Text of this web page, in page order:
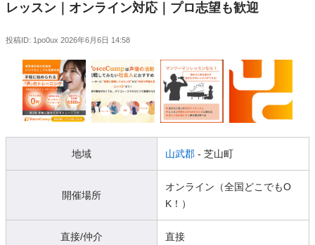
レッスン｜オンライン対応｜プロ志望も歓迎
投稿ID: 1po0ux 2026年6月6日 14:58
地域 山武郡 - 芝山町
開催場所
オンライン（全国どこでもO
K！）
直接/仲介 直接